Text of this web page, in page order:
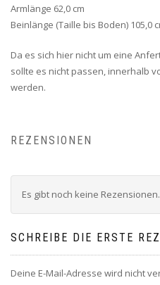
Armlänge 62,0 cm
Beinlänge (Taille bis Boden) 105,0
Da es sich hier nicht um eine
sollte es nicht passen, innerhalb
werden.
REZENSIONEN
Es gibt noch keine Rezensionen.
SCHREIBE DIE ERSTE
Deine E-Mail-Adresse wird nicht